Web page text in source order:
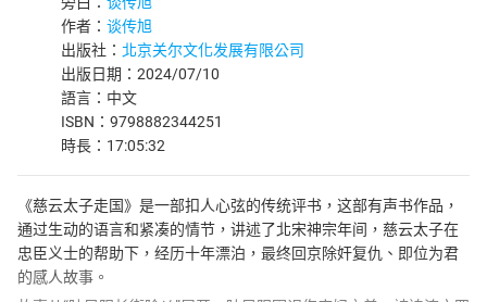
作者： 谈传旭
出版社： 北京关尔文化发展有限公司
出版日期：2024/07/10
語言：中文
ISBN：9798882344251
時長：17:05:32
《慈云太子走国》是一部扣人心弦的传统评书，这部有声书作品，
通过生动的语言和紧凑的情节，讲述了北宋神宗年间，慈云太子在
忠臣义士的帮助下，经历十年漂泊，最终回京除奸复仇、即位为君
的感人故事。